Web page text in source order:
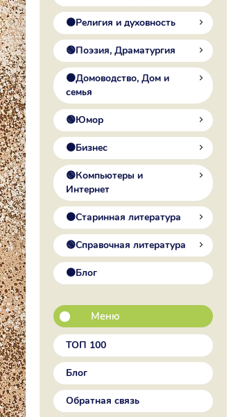
🟠Религия и духовность
🟢Поэзия, Драматургия
🟠Домоводство, Дом и
семья
🟢Юмор
🟠Бизнес
🟢Компьютеры и
Интернет
🟠Старинная литература
🟢Справочная литература
🟠Блог
Меню
ТОП 100
Блог
Обратная связь